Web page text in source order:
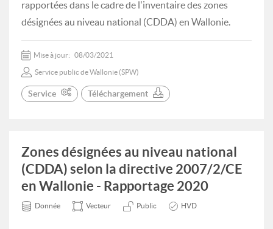
rapportées dans le cadre de l'inventaire des zones
désignées au niveau national (CDDA) en Wallonie.
Mise à jour: 08/03/2021
Service public de Wallonie (SPW)
Service Téléchargement
Zones désignées au niveau national
(CDDA) selon la directive 2007/2/CE
en Wallonie - Rapportage 2020
Donnée Vecteur Public HVD